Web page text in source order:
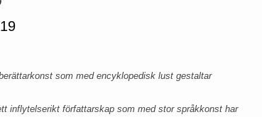
som med encyklopedisk lust gestaltar
inflytelserikt författarskap som med stor språkkonst har